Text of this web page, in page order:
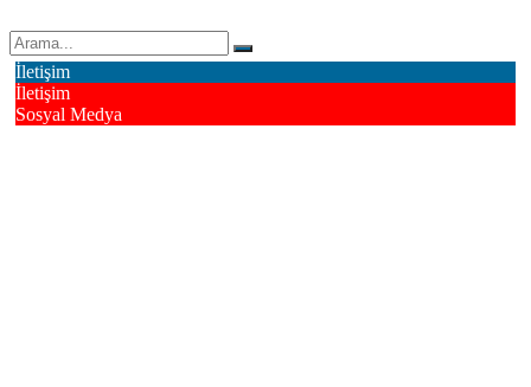
İletişim
İletişim
Sosyal Medya